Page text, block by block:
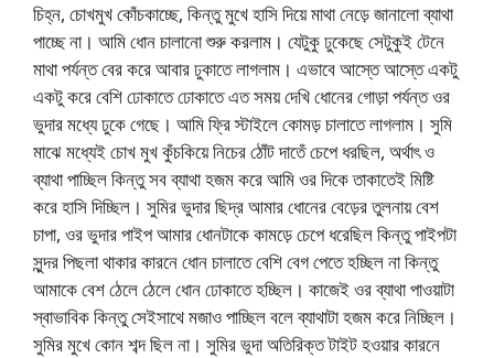
চিহ্ন, চোখমুখ কোঁচকাচ্ছে, কিন্তু মুখে হাসি দিয়ে মাথা নেড়ে জানালো ব্যাথা
পাচ্ছে না। আমি ধোন চালানো শুরু করলাম। যেটুকু ঢুকেছে সেটুকুই টেনে
মাথা পর্যন্ত বের করে আবার ঢুকাতে লাগলাম। এভাবে আস্তে আস্তে একটু
একটু করে বেশি ঢোকাতে ঢোকাতে এত সময় দেখি ধোনের গোড়া পর্যন্ত ওর
ভুদার মধ্যে ঢুকে গেছে। আমি ফ্রি স্টাইলে কোমড় চালাতে লাগলাম। সুমি
মাঝে মধ্যেই চোখ মুখ কুঁচকিয়ে নিচের ঠোঁট দাতেঁ চেপে ধরছিল, অর্থাৎ ও
ব্যাথা পাচ্ছিল কিন্তু সব ব্যাথা হজম করে আমি ওর দিকে তাকাতেই মিষ্টি
করে হাসি দিচ্ছিল। সুমির ভুদার ছিদ্র আমার ধোনের বেড়ের তুলনায় বেশ
চাপা, ওর ভুদার পাইপ আমার ধোনটাকে কামড়ে চেপে ধরেছিল কিন্তু পাইপটা
সুন্দর পিছলা থাকার কারনে ধোন চালাতে বেশি বেগ পেতে হচ্ছিল না কিন্তু
আমাকে বেশ ঠেলে ঠেলে ধোন ঢোকাতে হচ্ছিল। কাজেই ওর ব্যাথা পাওয়াটা
স্বাভাবিক কিন্তু সেইসাথে মজাও পাচ্ছিল বলে ব্যাথাটা হজম করে নিচ্ছিল।
সুমির মুখে কোন শব্দ ছিল না। সুমির ভুদা অতিরিক্ত টাইট হওয়ার কারনে